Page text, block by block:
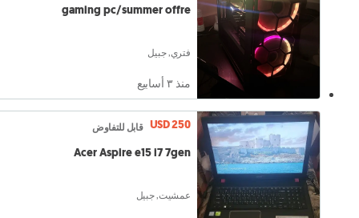
gaming pc/summer offre
فتري, جبيل
منذ ٣ أسابيع
USD 250 قابل للتفاوض
Acer Aspire e15 i7 7gen
عمشيت, جبيل